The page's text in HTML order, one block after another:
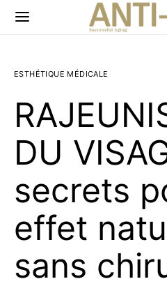
ESTHÉTIQUE MÉDICALE
DU
secrets
effet
sans